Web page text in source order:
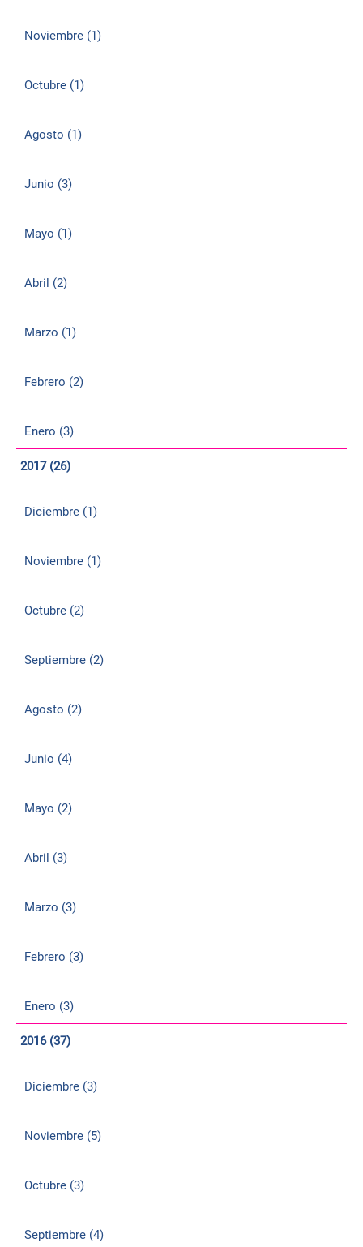
Noviembre (1)
Octubre (1)
Agosto (1)
Junio (3)
Mayo (1)
Abril (2)
Marzo (1)
Febrero (2)
Enero (3)
2017 (26)
Diciembre (1)
Noviembre (1)
Octubre (2)
Septiembre (2)
Agosto (2)
Junio (4)
Mayo (2)
Abril (3)
Marzo (3)
Febrero (3)
Enero (3)
2016 (37)
Diciembre (3)
Noviembre (5)
Octubre (3)
Septiembre (4)